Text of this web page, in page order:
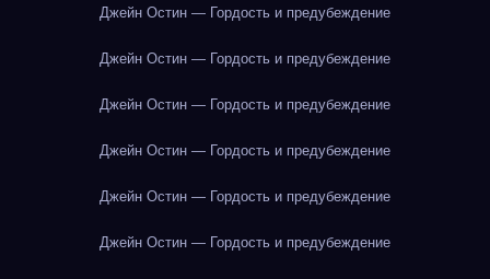
Джейн Остин — Гордость и предубеждение
Джейн Остин — Гордость и предубеждение
Джейн Остин — Гордость и предубеждение
Джейн Остин — Гордость и предубеждение
Джейн Остин — Гордость и предубеждение
Джейн Остин — Гордость и предубеждение